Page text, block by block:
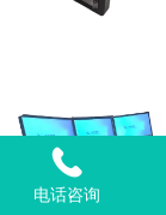
电话咨询